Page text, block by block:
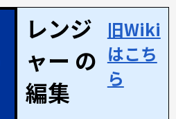
レンジ
ャー の
編集
旧Wiki
はこち
ら